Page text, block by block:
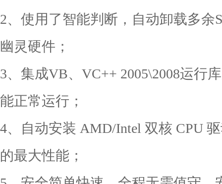
2、使用了智能判断，自动卸载多余
幽灵硬件；
3、集成VB、VC++ 2005\2008运行
能正常运行；
4、自动安装 AMD/Intel 双核 CPU
的最大性能；